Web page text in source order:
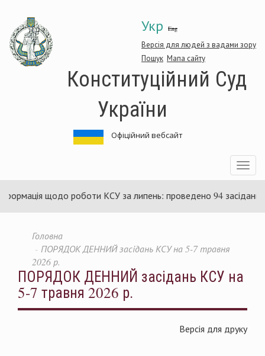
основного
матеріалу
Укр Eng
Версія для людей з вадами зору
Пошук Мапа сайту
Конституційний Суд
України
Офіційний вебсайт
Toggle
щодо роботи КСУ за липень: проведено 94 засідання та
Головна
ПОРЯДОК ДЕННИЙ засідань ​КСУ на 5-7 травня
2026 р.
ПОРЯДОК ДЕННИЙ засідань ​КСУ на
5-7 травня 2026 р.
Версія для друку